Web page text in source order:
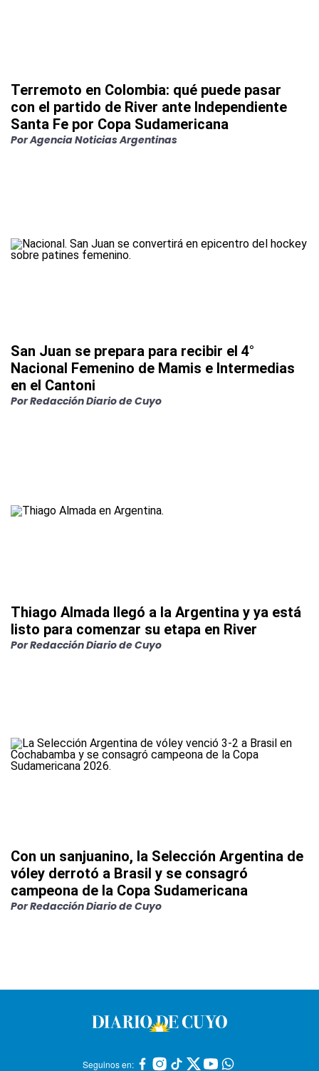
Terremoto en Colombia: qué puede pasar
con el partido de River ante Independiente
Santa Fe por Copa Sudamericana
PorAgencia Noticias Argentinas
San Juan se prepara para recibir el 4°
Nacional Femenino de Mamis e Intermedias
en el Cantoni
PorRedacción Diario de Cuyo
Thiago Almada llegó a la Argentina y ya está
listo para comenzar su etapa en River
PorRedacción Diario de Cuyo
Con un sanjuanino, la Selección Argentina de
vóley derrotó a Brasil y se consagró
campeona de la Copa Sudamericana
PorRedacción Diario de Cuyo
Seguinos en: